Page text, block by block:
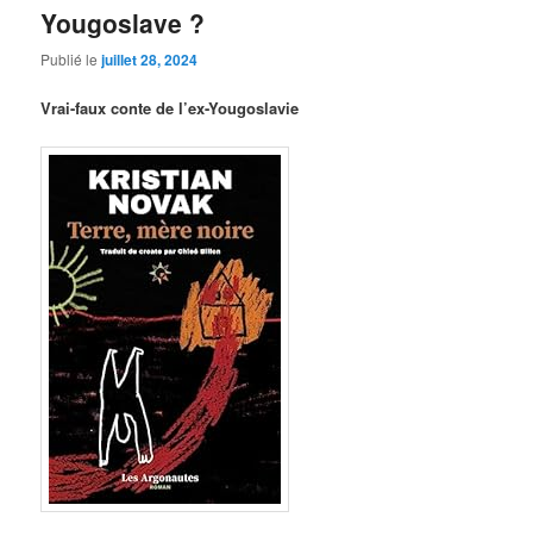
Yougoslave ?
Publié lejuillet 28, 2024
Vrai-faux conte de l’ex-Yougoslavie